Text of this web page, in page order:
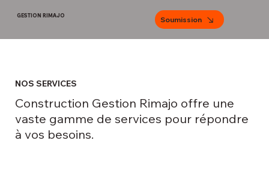
GESTION RIMAJO
Soumission
Construction Gestion Rimajo offre une
vaste gamme de services pour répondre
à vos besoins.
NOS SERVICES